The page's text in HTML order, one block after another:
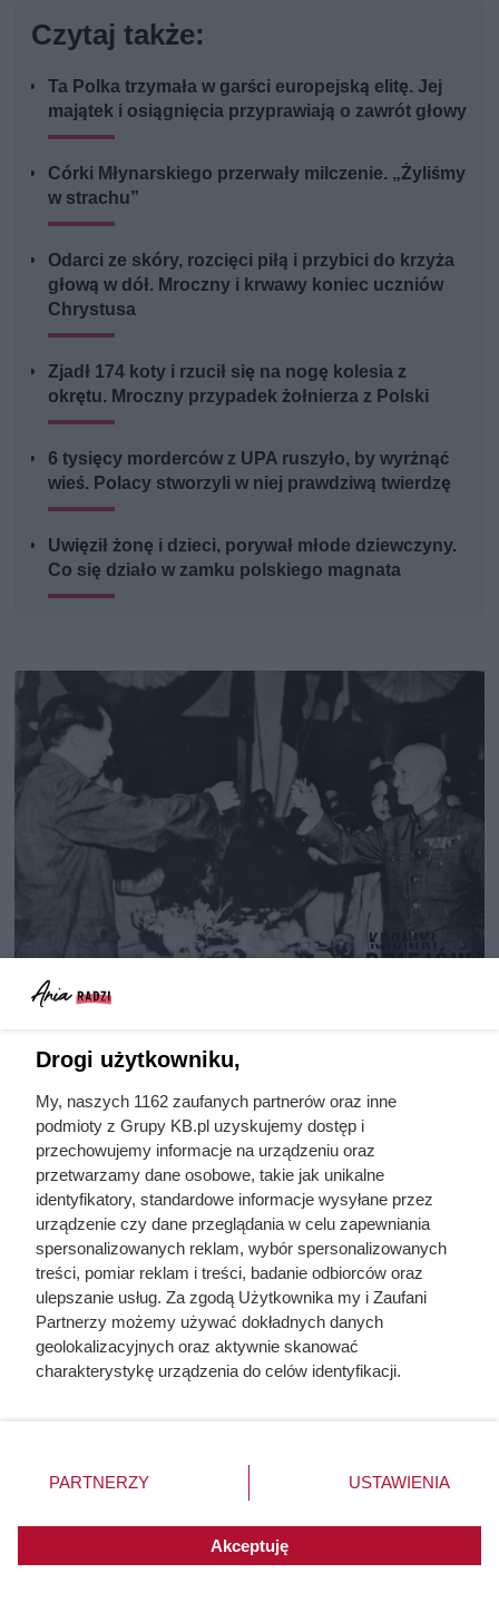
Czytaj także:
Ta Polka trzymała w garści europejską elitę. Jej
majątek i osiągnięcia przyprawiają o zawrót głowy
Córki Młynarskiego przerwały milczenie. „Żyliśmy
w strachu”
Odarci ze skóry, rozcięci piłą i przybici do krzyża
głową w dół. Mroczny i krwawy koniec uczniów
Chrystusa
Zjadł 174 koty i rzucił się na nogę kolesia z
okrętu. Mroczny przypadek żołnierza z Polski
6 tysięcy morderców z UPA ruszyło, by wyrżnąć
wieś. Polacy stworzyli w niej prawdziwą twierdzę
Uwięził żonę i dzieci, porywał młode dziewczyny.
Co się działo w zamku polskiego magnata
Doprowadził do śmierci większej
liczby ludzi niż Hitler i Stalin
razem wzięci. Mimo to czczą go
jako bohatera
Na ile naprawdę wystarcza tona
pelletu? Prosty przelicznik dla
domu 140 m²
Drogi użytkowniku,
My, naszych 1162 zaufanych partnerów oraz inne
podmioty z Grupy KB.pl uzyskujemy dostęp i
przechowujemy informacje na urządzeniu oraz
przetwarzamy dane osobowe, takie jak unikalne
identyfikatory, standardowe informacje wysyłane przez
urządzenie czy dane przeglądania w celu zapewniania
spersonalizowanych reklam, wybór spersonalizowanych
treści, pomiar reklam i treści, badanie odbiorców oraz
ulepszanie usług. Za zgodą Użytkownika my i Zaufani
Partnerzy możemy używać dokładnych danych
geolokalizacyjnych oraz aktywnie skanować
charakterystykę urządzenia do celów identyfikacji.
zmienić/wycofać klikając przycisk ustawień prywatności
znajdujący się w lewym dolnym rogu strony. Niektóre
użytkownika, ale masz prawo sprzeciwić się takiemu
przetwarzaniu. Preferencje będą miały zastosowania do
PARTNERZY USTAWIENIA
Akceptuję